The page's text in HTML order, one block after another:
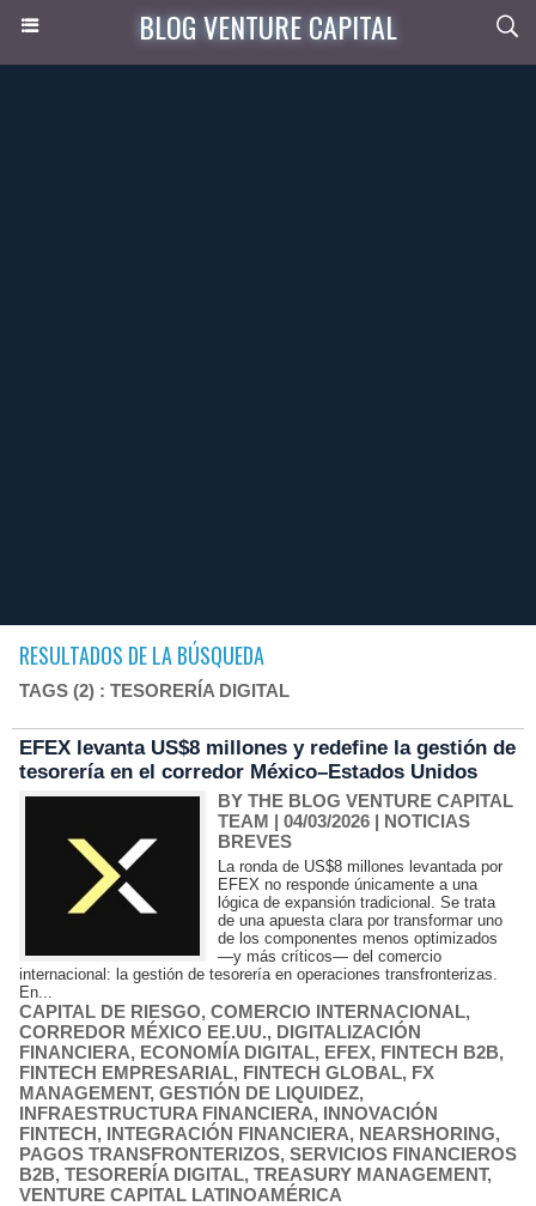
BLOG VENTURE CAPITAL
RESULTADOS DE LA BÚSQUEDA
TAGS (2) : TESORERÍA DIGITAL
EFEX levanta US$8 millones y redefine la gestión de
tesorería en el corredor México–Estados Unidos
BY THE BLOG VENTURE CAPITAL
TEAM | 04/03/2026 | NOTICIAS
BREVES
La ronda de US$8 millones levantada por
EFEX no responde únicamente a una
lógica de expansión tradicional. Se trata
de una apuesta clara por transformar uno
de los componentes menos optimizados
—y más críticos— del comercio
internacional: la gestión de tesorería en operaciones transfronterizas.
En...
CAPITAL DE RIESGO, COMERCIO INTERNACIONAL,
CORREDOR MÉXICO EE.UU., DIGITALIZACIÓN
FINANCIERA, ECONOMÍA DIGITAL, EFEX, FINTECH B2B,
FINTECH EMPRESARIAL, FINTECH GLOBAL, FX
MANAGEMENT, GESTIÓN DE LIQUIDEZ,
INFRAESTRUCTURA FINANCIERA, INNOVACIÓN
FINTECH, INTEGRACIÓN FINANCIERA, NEARSHORING,
PAGOS TRANSFRONTERIZOS, SERVICIOS FINANCIEROS
B2B, TESORERÍA DIGITAL, TREASURY MANAGEMENT,
VENTURE CAPITAL LATINOAMÉRICA